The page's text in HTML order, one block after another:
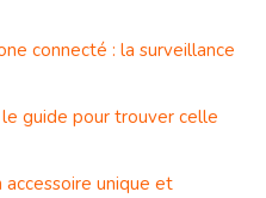
connecté : la surveillance
guide pour trouver celle
unique et